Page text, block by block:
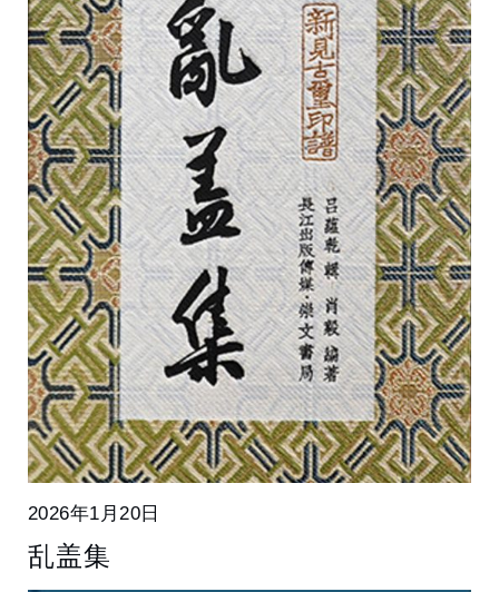
2026年1月20日
乱盖集